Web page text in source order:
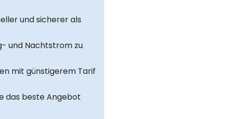
und sicherer als
und Nachtstrom zu
mit günstigerem Tarif
das beste Angebot